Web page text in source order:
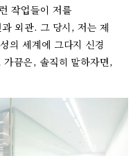
작업들이 저를
외관. 그 당시, 저는 제
의 세계에 그다지 신경
끔은, 솔직히 말하자면,